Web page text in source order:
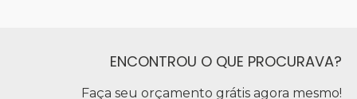
ENCONTROU O QUE PROCURAVA?
Faça seu orçamento grátis agora mesmo!